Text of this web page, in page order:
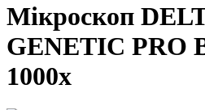
Мікроскоп
GENETIC PRO
1000x